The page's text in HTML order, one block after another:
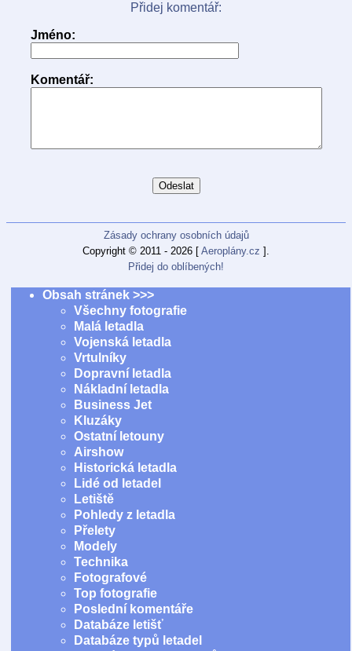
Přidej komentář:
Jméno:
Komentář:
Zásady ochrany osobních údajů
Copyright © 2011 - 2026 [ Aeroplány.cz ].
Přidej do oblíbených!
Obsah stránek >>>
Všechny fotografie
Malá letadla
Vojenská letadla
Vrtulníky
Dopravní letadla
Nákladní letadla
Business Jet
Kluzáky
Ostatní letouny
Airshow
Historická letadla
Lidé od letadel
Letiště
Pohledy z letadla
Přelety
Modely
Technika
Fotografové
Top fotografie
Poslední komentáře
Databáze letišť
Databáze typů letadel